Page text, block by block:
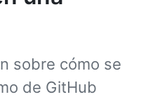
sobre cómo se
de GitHub